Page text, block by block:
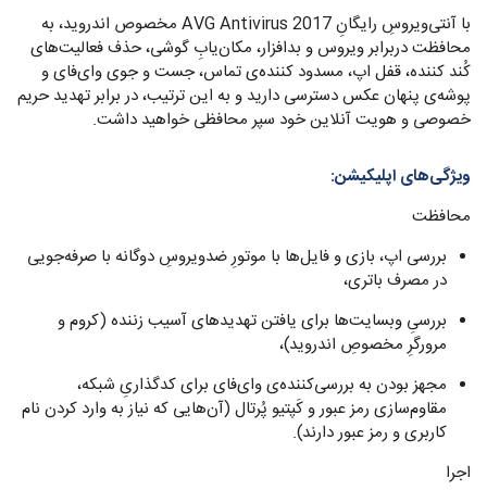
با آنتی‌ویروسِ رایگانِ AVG Antivirus 2017 مخصوص اندروید، به
محافظت دربرابر ویروس و بدافزار، مکان‌یابِ گوشی، حذف فعالیت‌های
کُند کننده، قفل اپ، مسدود کننده‌ی تماس، جست و جوی وای‌فای و
پوشه‌ی پنهان عکس دسترسی دارید و به این ترتیب، در برابر تهدید حریم
خصوصی و هویت آنلاین خود سپر محافظی خواهید داشت.
ویژگی‌های اپلیکیشن:
محافظت
بررسی اپ، بازی و فایل‌ها با موتورِ ضدویروسِ دوگانه با صرفه‌جویی
در مصرف باتری،
بررسیِ وبسایت‌ها برای یافتن تهدیدهای آسیب زننده (کروم و
مرورگرِ مخصوصِ اندروید)،
مجهز بودن به بررسی‌کننده‌ی وای‌فای برای کدگذاریِ شبکه،
مقاوم‌سازی رمز عبور و کَپتیو پُرتال (آن‌هایی که نیاز به وارد کردن نام
کاربری و رمز عبور دارند).
اجرا